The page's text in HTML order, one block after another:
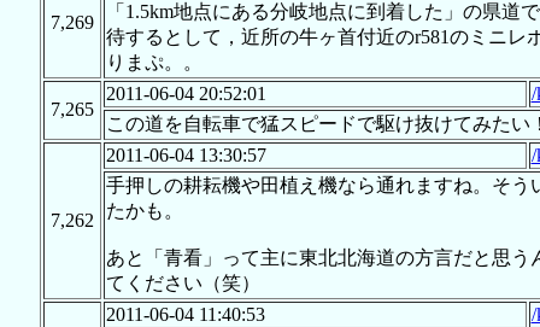
7,269
「1.5km地点にある分岐地点に到着した」の県
待するとして，近所の牛ヶ首付近のr581のミニ
りまぷ。。
7,265
2011-06-04 20:52:01
/
この道を自転車で猛スピードで駆け抜けてみたい
7,262
2011-06-04 13:30:57
/
手押しの耕耘機や田植え機なら通れますね。そ
たかも。
あと「青看」って主に東北北海道の方言だと思
てください（笑）
2011-06-04 11:40:53
/